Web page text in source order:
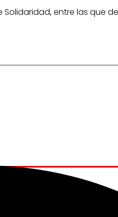
entre las que